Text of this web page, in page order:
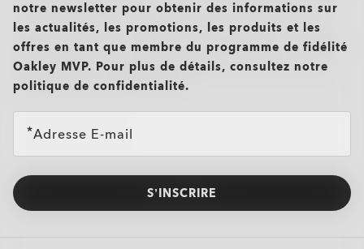
notre newsletter pour obtenir des informations sur
les actualités, les promotions, les produits et les
offres en tant que membre du programme de fidélité
Oakley MVP. Pour plus de détails, consultez notre
politique de confidentialité.
Adresse E-mail
S’INSCRIRE